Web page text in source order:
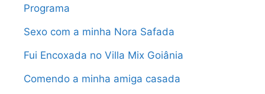
Programa
Sexo com a minha Nora Safada
Fui Encoxada no Villa Mix Goiânia
Comendo a minha amiga casada